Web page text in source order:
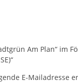
Am Plan“ im
E-Mailadresse